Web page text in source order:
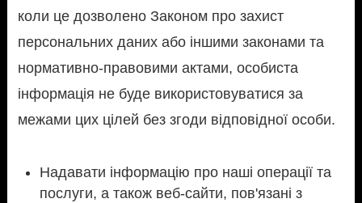
коли це дозволено Законом про захист
персональних даних або іншими законами та
нормативно-правовими актами, особиста
інформація не буде використовуватися за
межами цих цілей без згоди відповідної особи.
Надавати інформацію про наші операції та
послуги, а також веб-сайти, пов'язані з